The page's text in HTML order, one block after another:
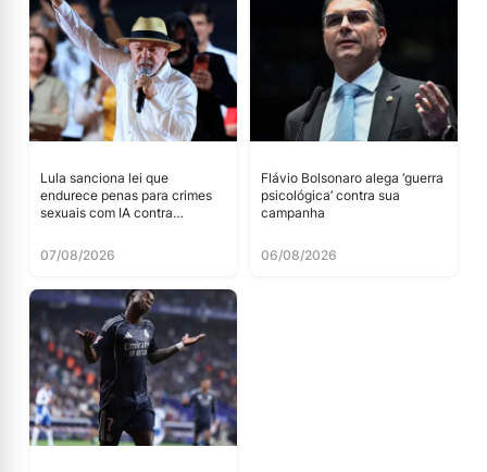
Lula sanciona lei que
endurece penas para crimes
sexuais com IA contra
07/08/2026
Flávio Bolsonaro alega ‘guerra
psicológica’ contra sua
campanha
06/08/2026